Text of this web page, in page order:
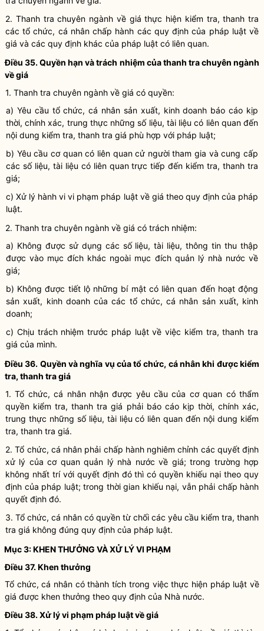
2. Thanh tra chuyên ngành về giá thực hiện kiểm tra, thanh tra
các tổ chức, cá nhânchấp hành các quy định của pháp luậtvề
giá và các quy định khác của pháp luật có liên quan.
Điều 35.Quyền hạn và trách nhiệm củathanh tra chuyên ngành
về giá
1. Thanh tra chuyên ngành về giá có quyền:
a) Yêu cầu tổ chức, cá nhân sản xuất, kinh doanh báo cáo kịp
thời, chính xác, trung thực những số liệu, tài liệu có liên quan đến
nội dung kiểm tra, thanh tra giá phù hợp với pháp luật;
b) Yêu cầu cơ quan có liên quan cử người tham gia và cung cấp
các số liệu, tài liệu có liên quan trực tiếp đến kiểm tra, thanh tra
giá;
c) Xử lý hành vi vi phạm pháp luậtvề giá theo quy định của pháp
luật.
2. Thanh tra chuyên ngành về giá có trách nhiệm:
a) Không được sử dụng các số liệu, tài liệu, thông tin thu thập
được vào mục đích khác ngoài mục đích quản lý nhà nước về
giá;
b) Không được tiết lộ những bí mật có liên quan đến hoạt động
sản xuất, kinh doanh của các tổ chức, cá nhân sản xuất, kinh
doanh;
c) Chịu trách nhiệm trước pháp luậtvề việc kiểm tra, thanh tra
giá của mình.
Điều 36. Quyền vànghĩa vụ của tổ chức, cá nhân khi được kiểm
tra, thanh tra giá
1. Tổ chức, cá nhân nhận được yêu cầu của cơ quan có thẩm
quyền kiểm tra, thanh tra giá phải báo cáo kịp thời, chính xác,
trung thực những số liệu, tài liệu có liên quan đến nội dung kiểm
tra, thanh tra giá.
2. Tổ chức, cá nhân phải chấp hànhnghiêm chỉnh các quyết định
xử lý củacơ quan quản lý nhà nước về giá; trong trường hợp
không nhất trí với quyết định đó thì có quyền khiếu nại theo quy
định của pháp luật; trong thời gian khiếu nại, vẫn phải chấp hành
quyết định đó.
3. Tổ chức, cá nhân có quyền từ chối các yêu cầu kiểm tra, thanh
tra giá không đúng quy định của pháp luật.
Mục 3: KHEN THƯỞNG VÀ XỬ LÝ VI PHẠM
Điều 37. Khen thưởng
Tổ chức, cá nhân có thành tích trong việc thực hiện pháp luật về
giá được khen thưởng theo quy định của Nhà nước.
Điều 38. Xử lý vi phạm phápluậtvề giá